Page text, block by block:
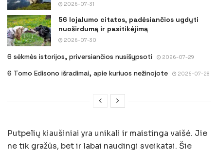
2026-07-31
56 lojalumo citatos, padėsiančios ugdyti
nuoširdumą ir pasitikėjimą
2026-07-30
6 sėkmės istorijos, priversiančios nusišypsoti 2026-07-29
6 Tomo Edisono išradimai, apie kuriuos nežinojote 2026-07-28
Putpelių kiaušiniai yra unikali ir maistinga vaišė. Jie
ne tik gražūs, bet ir labai naudingi sveikatai. Šie